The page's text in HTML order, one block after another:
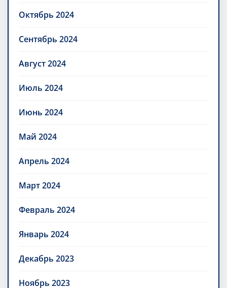
Октябрь 2024
Сентябрь 2024
Август 2024
Июль 2024
Июнь 2024
Май 2024
Апрель 2024
Март 2024
Февраль 2024
Январь 2024
Декабрь 2023
Ноябрь 2023